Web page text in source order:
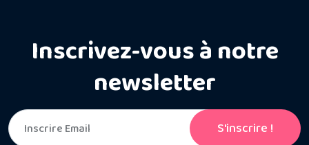
Inscrivez-vous à notre
newsletter
S'inscrire !